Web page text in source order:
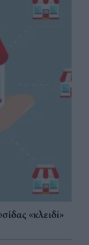
«κλειδί»